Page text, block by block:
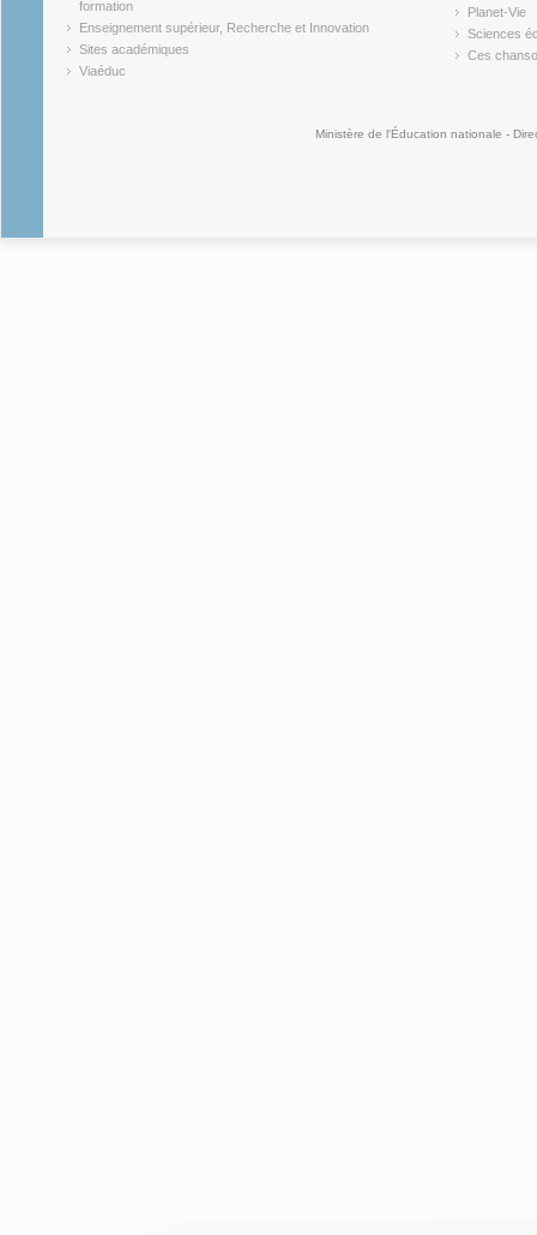
formation
(link is external)
Enseignement supérieur, Recherche et Innovation
(link is external)
Sites académiques
(link is external)
Viaéduc
(link is
Planet-Vie
(link is
Sciences
(link is
Ces
Ministère de l'Éducation nationale -